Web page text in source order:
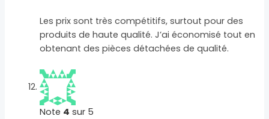
Les prix sont très compétitifs, surtout pour des
produits de haute qualité. J’ai économisé tout en
obtenant des pièces détachées de qualité.
Note 4 sur 5